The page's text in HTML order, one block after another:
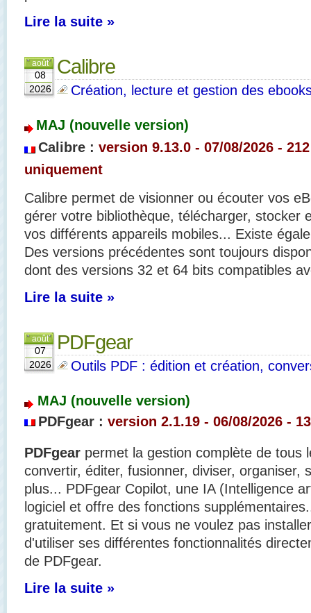
Lire la suite »
août
08
2026
Calibre
Création, lecture et gestion des
MAJ (nouvelle version)
Calibre : version 9.13.0 - 07/08/2026 -
uniquement
Calibre permet de visionner ou écouter vos
gérer votre bibliothèque, télécharger, stocker
vos différents appareils mobiles... Existe
Des versions précédentes sont toujours
dont des versions 32 et 64 bits compatibles
Lire la suite »
août
07
2026
PDFgear
Outils PDF : édition et création,
MAJ (nouvelle version)
PDFgear : version 2.1.19 - 06/08/2026 -
PDFgear permet la gestion complète de tous
convertir, éditer, fusionner, diviser, organiser,
plus... PDFgear Copilot, une IA (Intelligence
logiciel et offre des fonctions
gratuitement. Et si vous ne voulez pas
d'utiliser ses différentes fonctionnalités
de PDFgear.
Lire la suite »